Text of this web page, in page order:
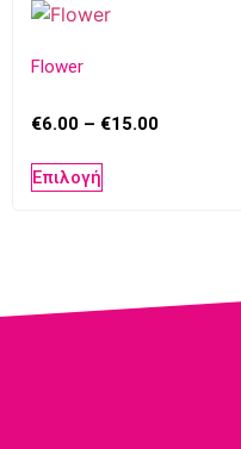
Flower
€6.00 – €15.00
Επιλογή